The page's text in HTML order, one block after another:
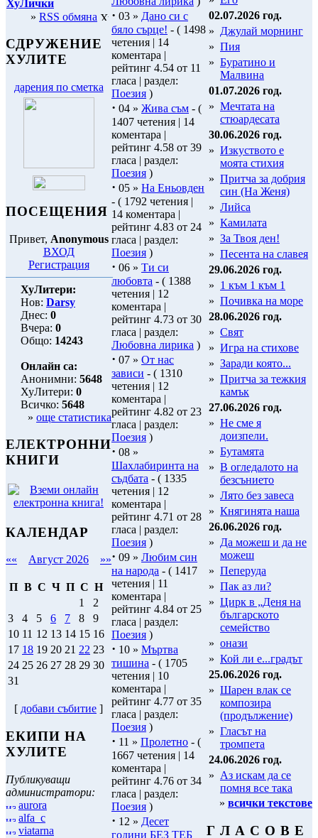
ХуЛички
» RSS обмяна
СДРУЖЕНИЕ
ХУЛИТЕ
дарения по сметка
ПОСЕЩЕНИЯ
Привет, Anonymous
ВХОД
Регистрация
ХуЛитери:
Нов: Darsy
Днес: 0
Вчера: 0
Общо: 14243
Онлайн са:
Анонимни: 5648
ХуЛитери: 0
Всичко: 5648
» още статистика
ЕЛЕКТРОННИ
КНИГИ
КАЛЕНДАР
«« Август 2026 »»
П В С Ч П С Н
1
2
3
4 5 6 7 8
9
10 11 12 13 14 15 16
17 18 19 20 21 22 23
24 25 26 27 28 29 30
31
[ добави събитие ]
ЕКИПИ НА
ХУЛИТЕ
Публикуващи
администратори:
aurora
alfa_c
viatarna
· 03 » Дано си с
бяло сърце! - ( 1498
четения | 14
коментара |
рейтинг 4.54 от 11
гласа | раздел:
Поезия )
· 04 » Жива съм - (
1407 четения | 14
коментара |
рейтинг 4.58 от 39
гласа | раздел:
Поезия )
· 05 » На Еньовден
- ( 1792 четения |
14 коментара |
рейтинг 4.83 от 24
гласа | раздел:
Поезия )
· 06 » Ти си
любовта - ( 1388
четения | 12
коментара |
рейтинг 4.73 от 30
гласа | раздел:
Любовна лирика )
· 07 » От нас
зависи - ( 1310
четения | 12
коментара |
рейтинг 4.82 от 23
гласа | раздел:
Поезия )
· 08 »
Шахлабиринта на
съдбата - ( 1335
четения | 12
коментара |
рейтинг 4.71 от 28
гласа | раздел:
Поезия )
· 09 » Любим син
на народа - ( 1417
четения | 11
коментара |
рейтинг 4.84 от 25
гласа | раздел:
Поезия )
· 10 » Мъртва
тишина - ( 1705
четения | 10
коментара |
рейтинг 4.77 от 35
гласа | раздел:
Поезия )
· 11 » Пролетно - (
1667 четения | 14
коментара |
рейтинг 4.76 от 34
гласа | раздел:
Поезия )
· 12 » Десет
години БЕЗ ТЕБ
02.07.2026 год.
» Джулай морнинг
» Пия
» Буратино и
Малвина
01.07.2026 год.
» Мечтата на
стюардесата
30.06.2026 год.
» Изкуството е
моята стихия
» Притча за добрия
син (На Женя)
» Лийса
» Камилата
» За Твоя ден!
» Песента на славея
29.06.2026 год.
» 1 към 1 към 1
» Почивка на море
28.06.2026 год.
» Свят
» Игра на стихове
» Заради която...
» Притча за тежкия
камък
27.06.2026 год.
» Не сме я
доизпели.
» Бутамята
» В огледалото на
безсънието
» Лято без завеса
» Княгинята наша
26.06.2026 год.
» Да можеш и да не
можеш
» Пеперуда
» Пак аз ли?
» Цирк в „Деня на
българското
семейство
» онази
» Кой ли е...градът
25.06.2026 год.
» Шарен влак се
композира
(продължение)
» Гласът на
тромпета
24.06.2026 год.
» Аз искам да се
помня все така
» всички текстове
Г Л А С О В Е